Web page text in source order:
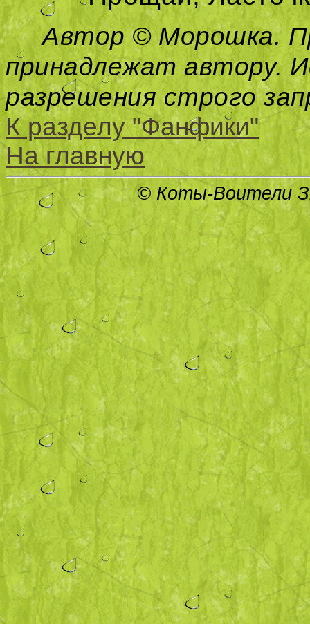
Автор © Морошка.
принадлежат автору.
разрешения строго
К разделу "Фанфики"
На главную
© Коты-Воители